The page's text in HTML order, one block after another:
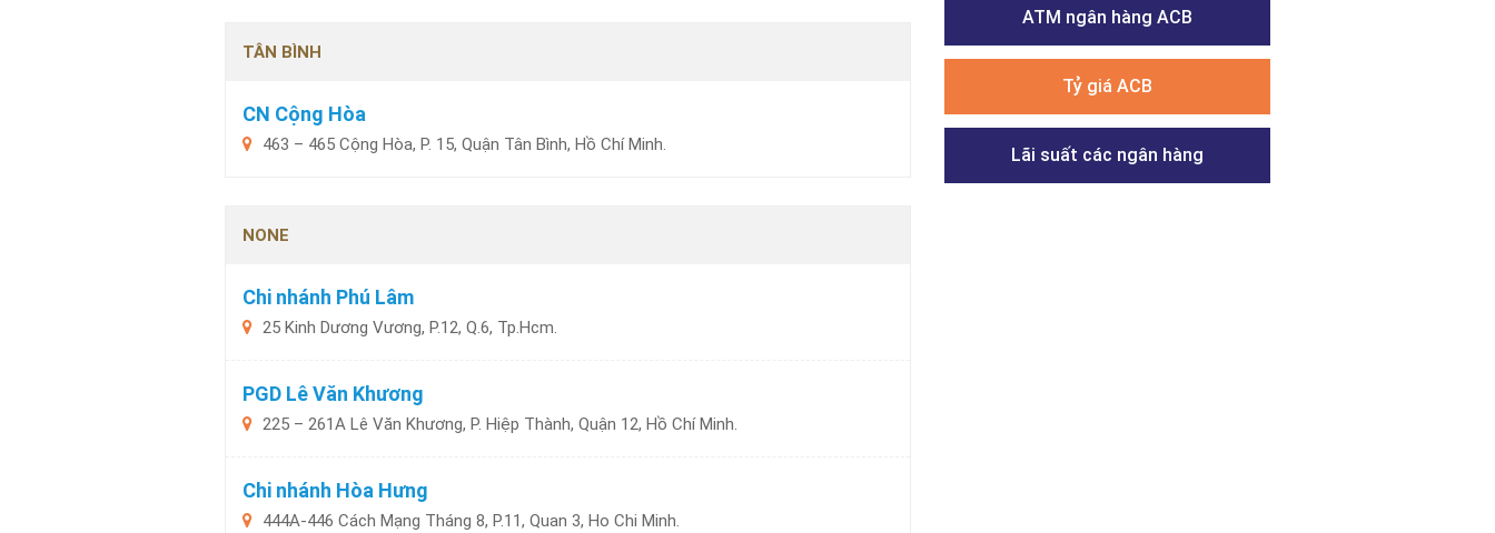
TÂN BÌNH
CN Cộng Hòa
463 – 465 Cộng Hòa, P. 15, Quận Tân Bình, Hồ Chí Minh.
NONE
Chi nhánh Phú Lâm
25 Kinh Dương Vương, P.12, Q.6, Tp.Hcm.
PGD Lê Văn Khương
225 – 261A Lê Văn Khương, P. Hiệp Thành, Quận 12, Hồ Chí Minh.
Chi nhánh Hòa Hưng
444A-446 Cách Mạng Tháng 8, P.11, Quan 3, Ho Chi Minh.
ATM ngân hàng ACB
Tỷ giá ACB
Lãi suất các ngân hàng